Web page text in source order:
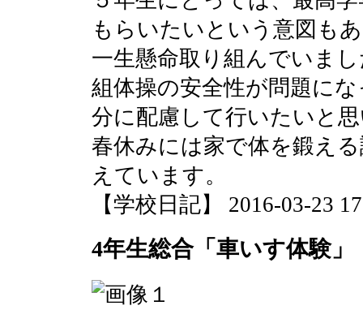
もらいたいという意図も
一生懸命取り組んでいま
組体操の安全性が問題に
分に配慮して行いたいと
春休みには家で体を鍛え
えています。
【学校日記】 2016-03-23
4年生総合「車いす体験」